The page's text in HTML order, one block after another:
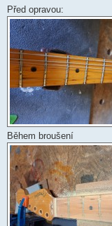
Před opravou:
Během broušení